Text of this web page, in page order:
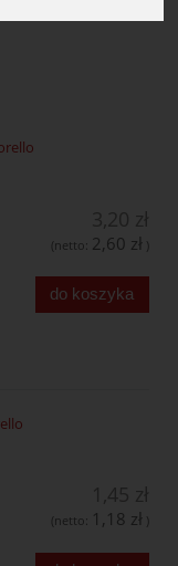
(netto: 2,60 zł )
do koszyka
(netto: 1,18 zł )